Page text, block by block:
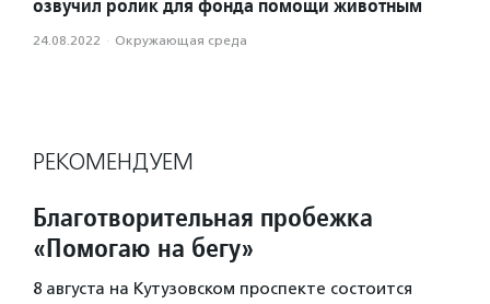
озвучил ролик для фонда помощи животным
24.08.2022 · Окружающая среда
РЕКОМЕНДУЕМ
Благотворительная пробежка
«Помогаю на бегу»
8 августа на Кутузовском проспекте состоится